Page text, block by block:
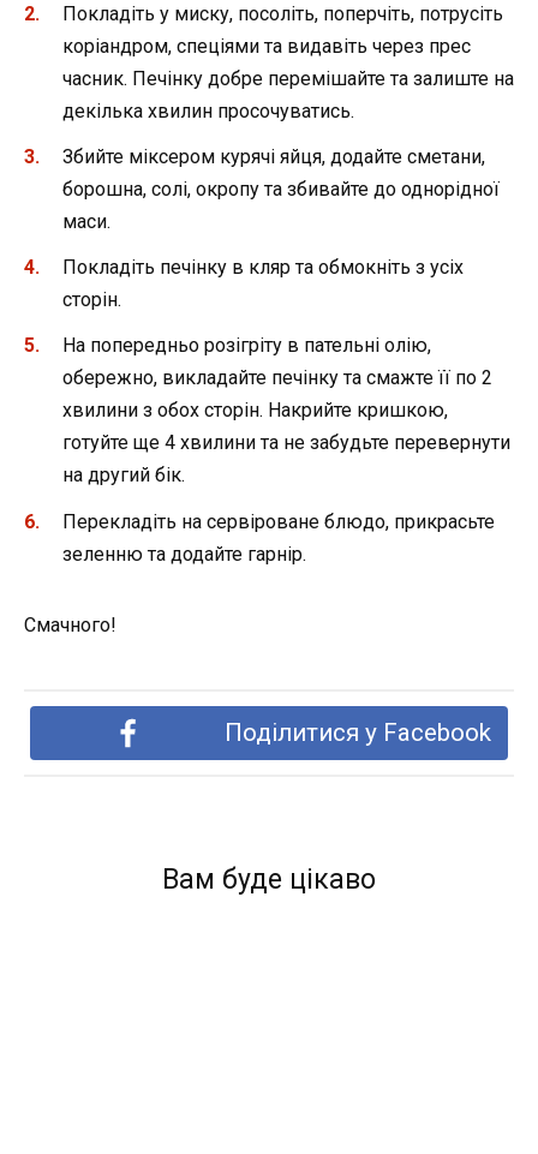
Покладіть у миску, посоліть, поперчіть, потрусіть
коріандром, спеціями та видавіть через прес
часник. Печінку добре перемішайте та залиште на
декілька хвилин просочуватись.
Збийте міксером курячі яйця, додайте сметани,
борошна, солі, окропу та збивайте до однорідної
маси.
Покладіть печінку в кляр та обмокніть з усіх
сторін.
На попередньо розігріту в пательні олію,
обережно, викладайте печінку та смажте її по 2
хвилини з обох сторін. Накрийте кришкою,
готуйте ще 4 хвилини та не забудьте перевернути
на другий бік.
Перекладіть на сервіроване блюдо, прикрасьте
зеленню та додайте гарнір.
Смачного!
Поділитися у Facebook
Вам буде цікаво